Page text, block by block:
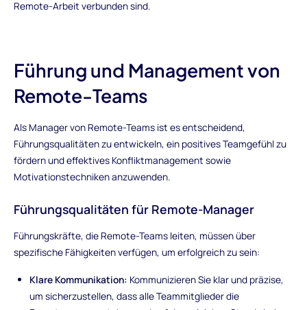
Remote-Arbeit verbunden sind.
Führung und Management von
Remote-Teams
Als Manager von Remote-Teams ist es entscheidend,
Führungsqualitäten zu entwickeln, ein positives Teamgefühl zu
fördern und effektives Konfliktmanagement sowie
Motivationstechniken anzuwenden.
Führungsqualitäten für Remote-Manager
Führungskräfte, die Remote-Teams leiten, müssen über
spezifische Fähigkeiten verfügen, um erfolgreich zu sein:
Klare Kommunikation: Kommunizieren Sie klar und präzise,
um sicherzustellen, dass alle Teammitglieder die